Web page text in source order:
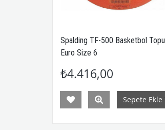
Spalding TF-500 Basketbol Topu
Euro Size 6
₺4.416,00
Sepete Ekle